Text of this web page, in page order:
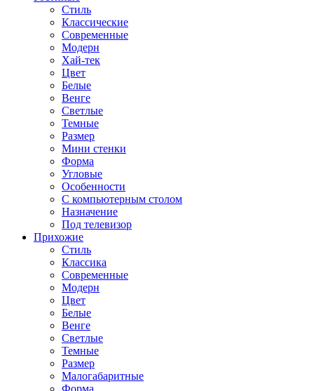
Стиль
Классические
Современные
Модерн
Хай-тек
Цвет
Белые
Венге
Светлые
Темные
Размер
Мини стенки
Форма
Угловые
Особенности
С компьютерным столом
Назначение
Под телевизор
Прихожие
Стиль
Классика
Современные
Модерн
Цвет
Белые
Венге
Светлые
Темные
Размер
Малогабаритные
Форма